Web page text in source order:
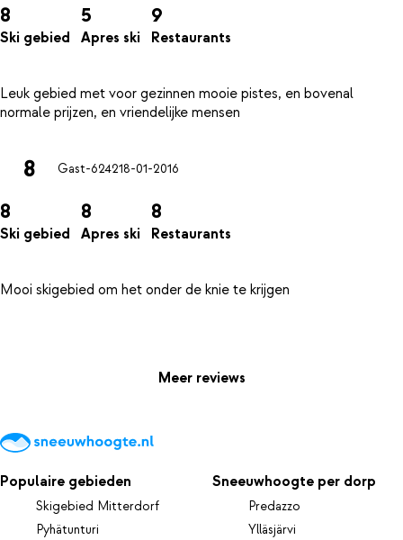
8
Ski gebied
5
Apres ski
9
Restaurants
Leuk gebied met voor gezinnen mooie pistes, en bovenal
8 Gast-624218-01-2016
8
Ski gebied
8
Apres ski
8
Restaurants
Mooi skigebied om het onder de knie te krijgen
Meer reviews
Populaire gebieden
Skigebied Mitterdorf
Pyhätunturi
Sneeuwhoogte per dorp
Predazzo
Ylläsjärvi